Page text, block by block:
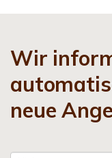
Wir
neue